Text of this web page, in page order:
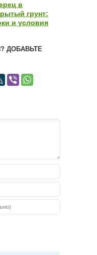
в
грунт:
и условия
ДОБАВЬТЕ